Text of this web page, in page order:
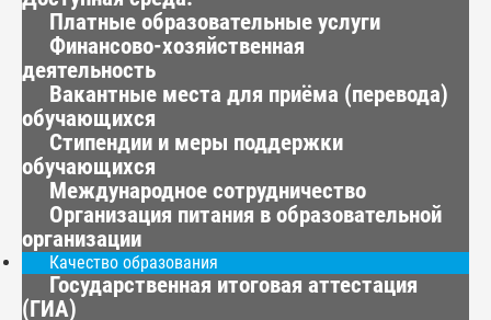
Платные образовательные услуги
Финансово-хозяйственная
деятельность
Вакантные места для приёма (перевода)
обучающихся
Стипендии и меры поддержки
обучающихся
Международное сотрудничество
Организация питания в образовательной
организации
Качество образования
Государственная итоговая аттестация
(ГИА)